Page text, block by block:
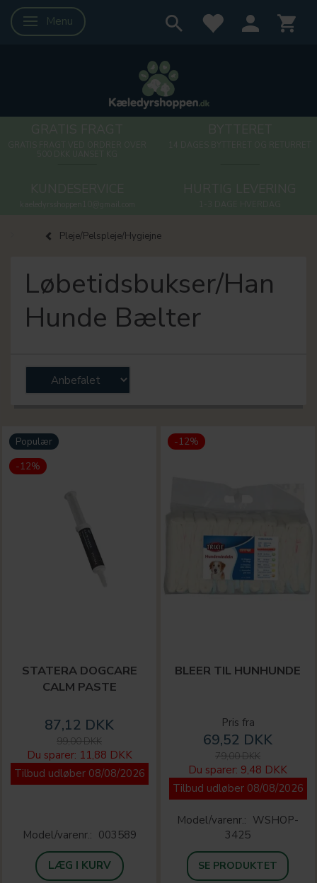
Skifte navigation
Menu
Pleje/Pelspleje/Hygiejne
Løbetidsbukser/Han
Hunde Bælter
Populær
-12%
STATERA DOGCARE
CALM PASTE
87,12 DKK
99,00 DKK
Du sparer: 11,88 DKK
Tilbud udløber 08/08/2026
Model/varenr.: 003589
LÆG I KURV
-12%
BLEER TIL HUNHUNDE
Pris fra
69,52 DKK
79,00 DKK
Du sparer: 9,48 DKK
Tilbud udløber 08/08/2026
Model/varenr.: WSHOP-
3425
SE PRODUKTET